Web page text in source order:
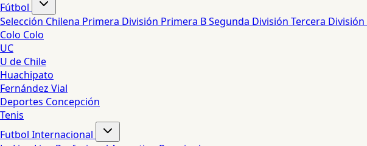
Fútbol
Selección Chilena Primera División Primera BSegunda División Tercera División
Colo Colo
UC
U de Chile
Huachipato
Fernández Vial
Deportes Concepción
Tenis
Futbol Internacional